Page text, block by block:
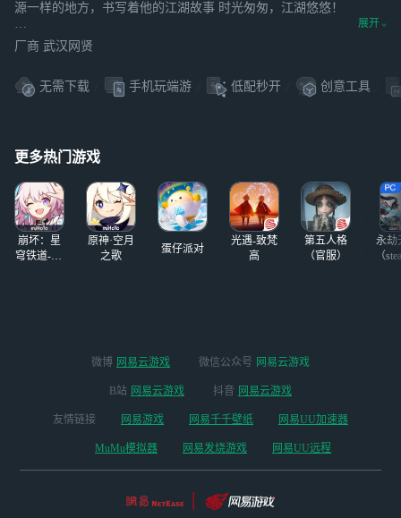
源一样的地方，书写着他的江湖故事 时光匆匆，江湖悠悠！
《江湖悠悠》是一款创新型佛系放置的养成游戏。这款游戏并不会
占据你过多时间，但如果你能随着音乐静下来，你会更好的感受到
性格。
展开
厂商 武汉网贤
无需下载 手机玩端游 低配秒开 创意工具
更多热门游戏
崩坏：星
穹铁道-4.4
原神·空月
之歌
蛋仔派对
光遇-致梵
高
第五人格
（官服）
永劫
（
微博 网易云游戏 微信公众号 网易云游戏
B站 网易云游戏 抖音 网易云游戏
友情链接 网易游戏 网易千千壁纸 网易UU加速器
MuMu模拟器 网易发烧游戏 网易UU远程